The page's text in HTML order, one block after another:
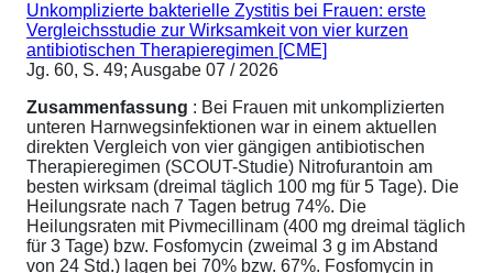
Unkomplizierte bakterielle Zystitis bei Frauen: erste
Vergleichsstudie zur Wirksamkeit von vier kurzen
antibiotischen Therapieregimen [CME]
Jg. 60, S. 49; Ausgabe 07 / 2026
Zusammenfassung : Bei Frauen mit unkomplizierten
unteren Harnwegsinfektionen war in einem aktuellen
direkten Vergleich von vier gängigen antibiotischen
Therapieregimen (SCOUT-Studie) Nitrofurantoin am
besten wirksam (dreimal täglich 100 mg für 5 Tage). Die
Heilungsrate nach 7 Tagen betrug 74%. Die
Heilungsraten mit Pivmecillinam (400 mg dreimal täglich
für 3 Tage) bzw. Fosfomycin (zweimal 3 g im Abstand
von 24 Std.) lagen bei 70% bzw. 67%. Fosfomycin in